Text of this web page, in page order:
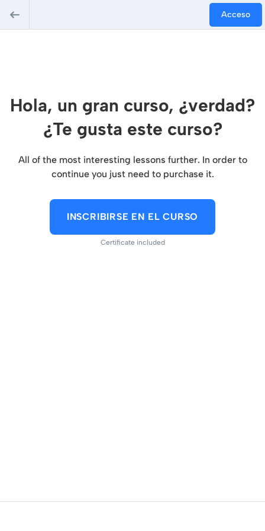
Acceso
Hola, un gran curso, ¿verdad?
¿Te gusta este curso?
All of the most interesting lessons further. In order to
continue you just need to purchase it.
INSCRIBIRSE EN EL CURSO
Certificate included